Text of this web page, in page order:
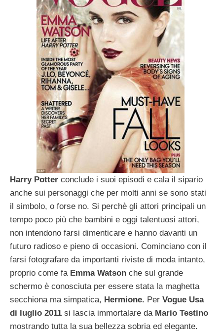
Harry Potter conclude i suoi episodi e cala il sipario
anche sui personaggi che per molti anni se sono stati
il simbolo, o forse no. Si perchè gli attori principali un
tempo poco più che bambini e oggi talentuosi attori,
non intendono farsi dimenticare e hanno davanti un
futuro radioso e pieno di occasioni. Cominciano con il
farsi fotografare da importanti riviste di moda intanto,
proprio come faEmma Watson che sul grande
schermo è conosciuta per essere stata la maghetta
secchiona ma simpatica, Hermione. Per Vogue Usa
di luglio 2011 si lascia immortalare da Mario Testino
mostrando tutta la sua bellezza sobria ed elegante.